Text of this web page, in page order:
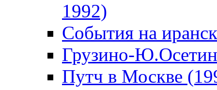
1992)
События на
Грузино-
Путч в Москве